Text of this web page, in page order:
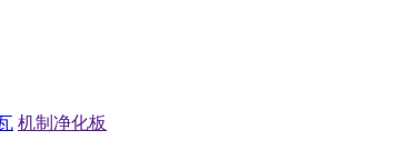
机制净化板